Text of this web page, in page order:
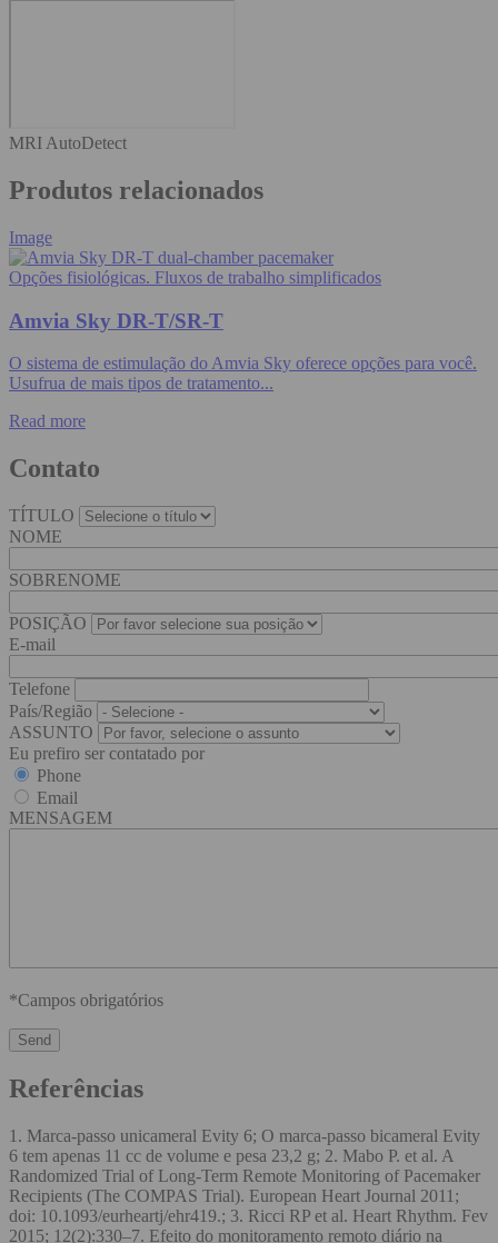
MRI AutoDetect
Produtos relacionados
Image
Opções fisiológicas. Fluxos de trabalho simplificados
Amvia Sky DR-T/SR-T
O sistema de estimulação do Amvia Sky oferece opções para você.
Usufrua de mais tipos de tratamento...
Read more
Contato
TÍTULO
NOME
SOBRENOME
POSIÇÃO
E-mail
Telefone
País/Região
ASSUNTO
Eu prefiro ser contatado por
Phone
Email
MENSAGEM
*Campos obrigatórios
Referências
1. Marca-passo unicameral Evity 6; O marca-passo bicameral Evity
6 tem apenas 11 cc de volume e pesa 23,2 g; 2. Mabo P. et al. A
Randomized Trial of Long-Term Remote Monitoring of Pacemaker
Recipients (The COMPAS Trial). European Heart Journal 2011;
doi: 10.1093/eurheartj/ehr419.; 3. Ricci RP et al. Heart Rhythm. Fev
2015; 12(2):330–7. Efeito do monitoramento remoto diário na